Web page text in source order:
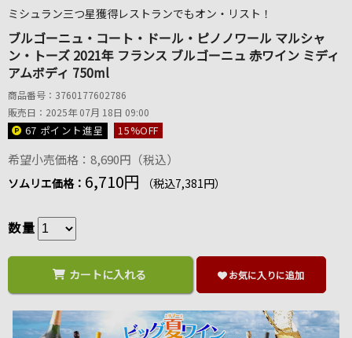
ミシュラン三つ星獲得レストランでもオン・リスト！
ブルゴーニュ・コート・ドール・ピノノワール マルシャ
ン・トーズ 2021年 フランス ブルゴーニュ 赤ワイン ミディ
アムボディ 750ml
商品番号：3760177602786
販売日：2025年 07月 18日 09:00
67 ポイント進呈 15%OFF
希望小売価格：8,690円（税込）
ソムリエ価格： 6,710円 （税込7,381円）
数量
カートに入れる お気に入りに追加